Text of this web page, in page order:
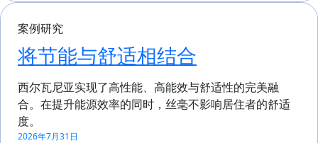
案例研究
将节能与舒适相结合
西尔瓦尼亚实现了高性能、高能效与舒适性的完美融
合。在提升能源效率的同时，丝毫不影响居住者的舒适
度。
2026年7月31日